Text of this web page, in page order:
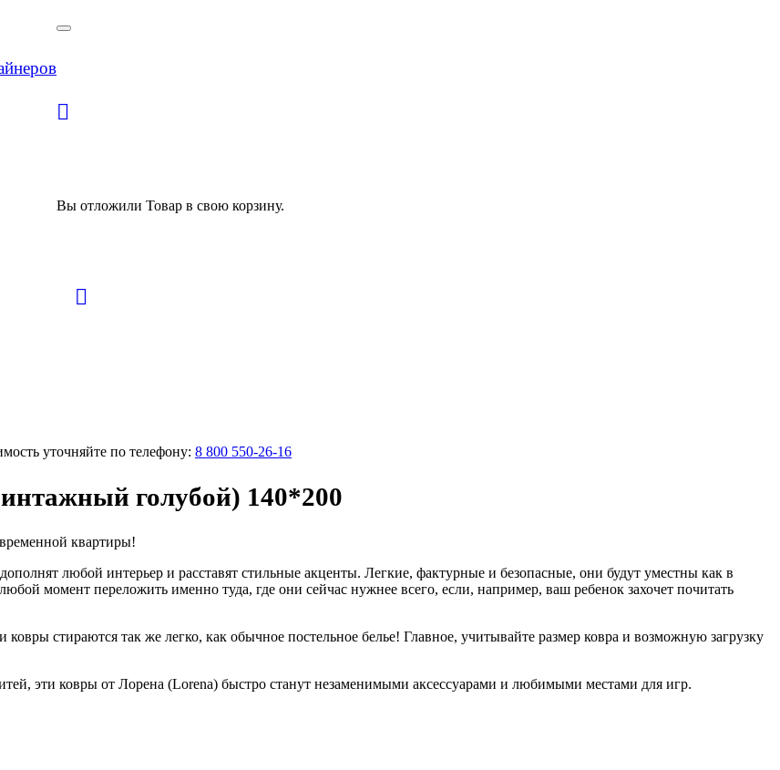
Вы отложили Товар в свою корзину.
уточняйте по телефону: 8 800 550-26-16
голубой) 140*200
квартиры!
любой интерьер и расставят стильные акценты. Легкие, фактурные и безопасные, они будут уместны как в
момент переложить именно туда, где они сейчас нужнее всего, если, например, ваш ребенок захочет почитать
стираются так же легко, как обычное постельное белье! Главное, учитывайте размер ковра и возможную загрузку
эти ковры от Лорена (Lorena) быстро станут незаменимыми аксессуарами и любимыми местами для игр.